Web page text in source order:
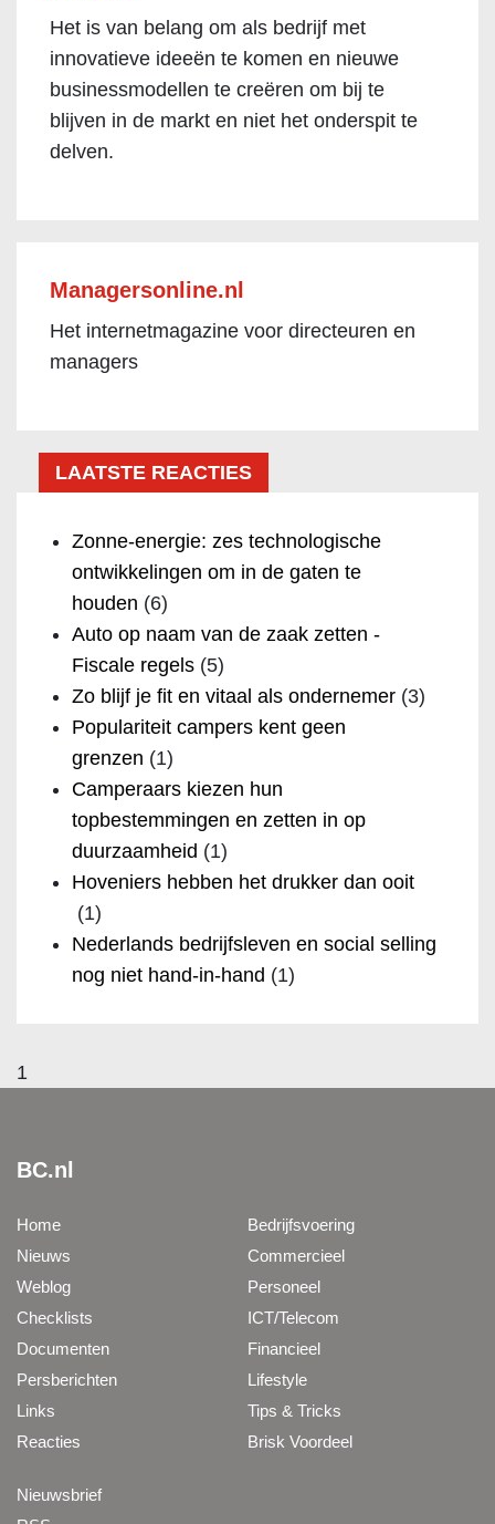
Het is van belang om als bedrijf met
innovatieve ideeën te komen en nieuwe
businessmodellen te creëren om bij te
blijven in de markt en niet het onderspit te
delven.
Managersonline.nl
Het internetmagazine voor directeuren en
managers
LAATSTE REACTIES
Zonne-energie: zes technologische
ontwikkelingen om in de gaten te
houden (6)
Auto op naam van de zaak zetten -
Fiscale regels (5)
Zo blijf je fit en vitaal als ondernemer (3)
Populariteit campers kent geen
grenzen (1)
Camperaars kiezen hun
topbestemmingen en zetten in op
duurzaamheid (1)
Hoveniers hebben het drukker dan ooit
(1)
Nederlands bedrijfsleven en social selling
nog niet hand-in-hand (1)
1
BC.nl
Home
Nieuws
Weblog
Checklists
Documenten
Persberichten
Links
Reacties
Bedrijfsvoering
Commercieel
Personeel
ICT/Telecom
Financieel
Lifestyle
Tips & Tricks
Brisk Voordeel
Nieuwsbrief